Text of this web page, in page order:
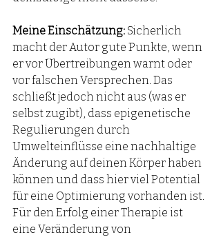
Meine Einschätzung: Sicherlich
macht der Autor gute Punkte, wenn
er vor Übertreibungen warnt oder
vor falschen Versprechen. Das
schließt jedoch nicht aus (was er
selbst zugibt), dass epigenetische
Regulierungen durch
Umwelteinflüsse eine nachhaltige
Änderung auf deinen Körper haben
können und dass hier viel Potential
für eine Optimierung vorhanden ist.
Für den Erfolg einer Therapie ist
eine Veränderung von